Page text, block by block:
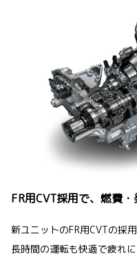
FR用CVT採用で、燃費・
新ユニットのFR用CVTの採
長時間の運転も快適で疲れ